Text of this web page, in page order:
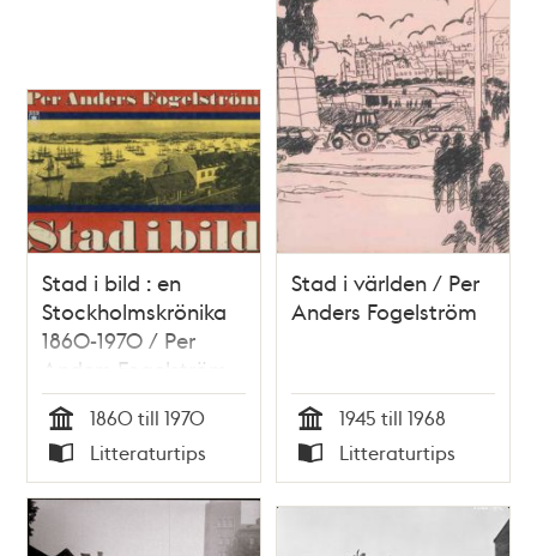
Stad i bild : en
Stockholmskrönika
1860-1970 / Per
Anders Fogelström
Tid
1860 till 1970
Typ
Litteraturtips
Stad i världen / Per
Anders Fogelström
Tid
1945 till 1968
Typ
Litteraturtips